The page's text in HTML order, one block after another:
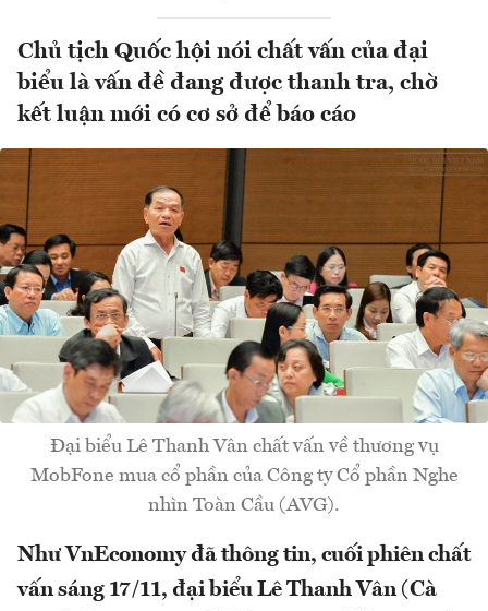
Chủ tịch Quốc hội nói chất vấn của đại
biểu là vấn đề đang được thanh tra, chờ
kết luận mới có cơ sở để báo cáo
Đại biểu Lê Thanh Vân chất vấn về thương vụ
MobFone mua cổ phần của Công ty Cổ phần Nghe
nhìn Toàn Cầu (AVG).
Như VnEconomy đã thông tin, cuối phiên chất
vấn sáng 17/11, đại biểu Lê Thanh Vân (Cà